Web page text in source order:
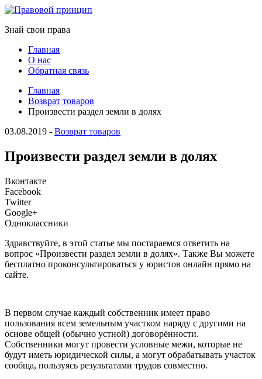
Знай свои права
Главная
О нас
Обратная связь
Главная
Возврат товаров
Произвести раздел земли в долях
03.08.2019 - Возврат товаров
Произвести раздел земли в долях
Вконтакте
Facebook
Twitter
Google+
Одноклассники
Здравствуйте, в этой статье мы постараемся ответить на
вопрос «Произвести раздел земли в долях». Также Вы можете
бесплатно проконсультироваться у юристов онлайн прямо на
сайте.
В первом случае каждый собственник имеет право
пользования всем земельным участком наряду с другими на
основе общей (обычно устной) договорённости.
Собственники могут провести условные межи, которые не
будут иметь юридической силы, а могут обрабатывать участок
сообща, пользуясь результатами трудов совместно.